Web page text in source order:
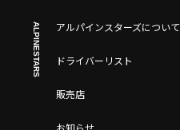
ALPINESTARS アルパインスターズについて
ドライバーリスト
販売店